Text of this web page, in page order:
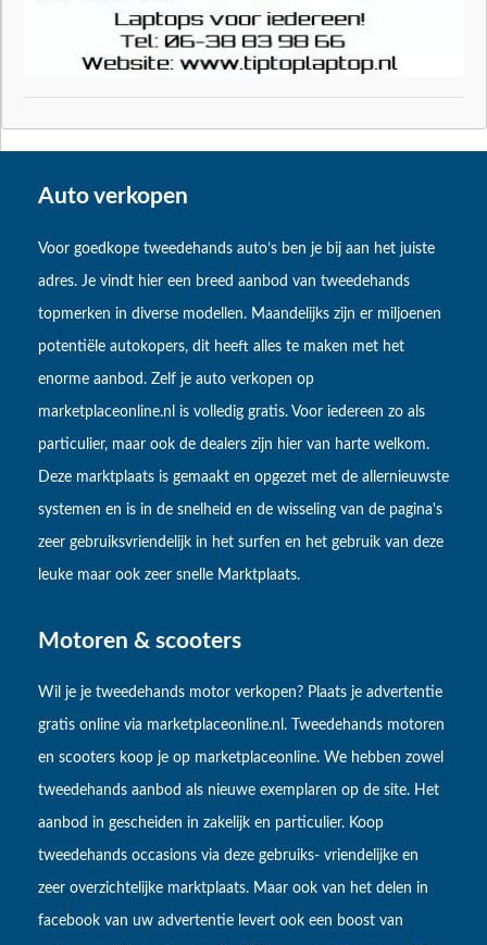
Auto verkopen
Voor goedkope tweedehands auto’s ben je bij aan het juiste
adres. Je vindt hier een breed aanbod van tweedehands
topmerken in diverse modellen. Maandelijks zijn er miljoenen
potentiële autokopers, dit heeft alles te maken met het
enorme aanbod. Zelf je auto verkopen op
marketplaceonline.nl is volledig gratis. Voor iedereen zo als
particulier, maar ook de dealers zijn hier van harte welkom.
Deze marktplaats is gemaakt en opgezet met de allernieuwste
systemen en is in de snelheid en de wisseling van de pagina's
zeer gebruiksvriendelijk in het surfen en het gebruik van deze
leuke maar ook zeer snelle Marktplaats.
Motoren & scooters
Wil je je tweedehands motor verkopen? Plaats je advertentie
gratis online via marketplaceonline.nl. Tweedehands motoren
en scooters koop je op marketplaceonline. We hebben zowel
tweedehands aanbod als nieuwe exemplaren op de site. Het
aanbod in gescheiden in zakelijk en particulier. Koop
tweedehands occasions via deze gebruiks- vriendelijke en
zeer overzichtelijke marktplaats. Maar ook van het delen in
facebook van uw advertentie levert ook een boost van